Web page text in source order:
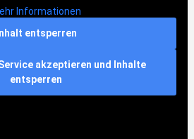
Informationen
Inhalt entsperren
akzeptieren und Inhalte
entsperren